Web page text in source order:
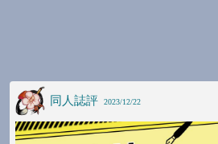
同人誌評 2023/12/22